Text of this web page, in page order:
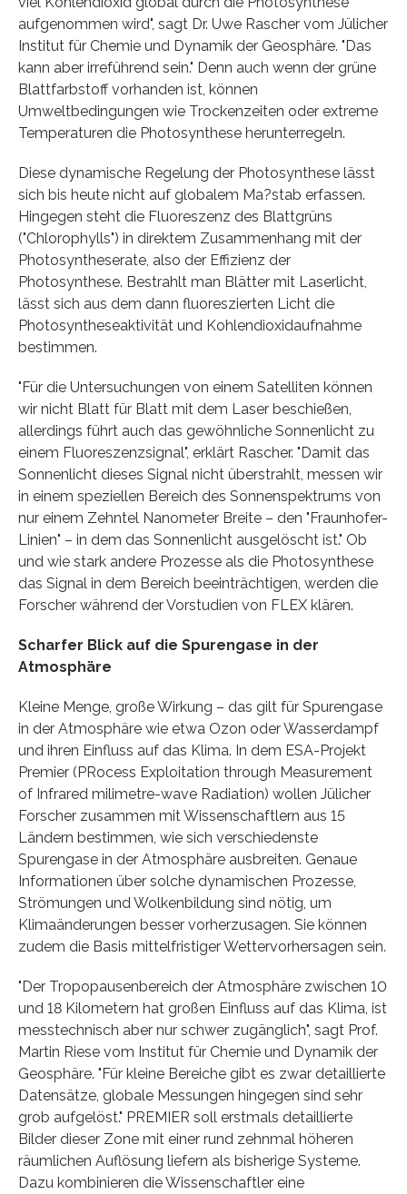
aufgenommen wird", sagt Dr. Uwe Rascher vom Jülicher
Institut für Chemie und Dynamik der Geosphäre. "Das
kann aber irreführend sein." Denn auch wenn der grüne
Blattfarbstoff vorhanden ist, können
Umweltbedingungen wie Trockenzeiten oder extreme
Temperaturen die Photosynthese herunterregeln.
Diese dynamische Regelung der Photosynthese lässt
sich bis heute nicht auf globalem Ma?stab erfassen.
Hingegen steht die Fluoreszenz des Blattgrüns
("Chlorophylls") in direktem Zusammenhang mit der
Photosyntheserate, also der Effizienz der
Photosynthese. Bestrahlt man Blätter mit Laserlicht,
lässt sich aus dem dann fluoreszierten Licht die
Photosyntheseaktivität und Kohlendioxidaufnahme
bestimmen.
"Für die Untersuchungen von einem Satelliten können
wir nicht Blatt für Blatt mit dem Laser beschießen,
allerdings führt auch das gewöhnliche Sonnenlicht zu
einem Fluoreszenzsignal", erklärt Rascher. "Damit das
Sonnenlicht dieses Signal nicht überstrahlt, messen wir
in einem speziellen Bereich des Sonnenspektrums von
nur einem Zehntel Nanometer Breite – den "Fraunhofer-
Linien" – in dem das Sonnenlicht ausgelöscht ist." Ob
und wie stark andere Prozesse als die Photosynthese
das Signal in dem Bereich beeinträchtigen, werden die
Forscher während der Vorstudien von FLEX klären.
Scharfer Blick auf die Spurengase in der
Atmosphäre
Kleine Menge, große Wirkung – das gilt für Spurengase
in der Atmosphäre wie etwa Ozon oder Wasserdampf
und ihren Einfluss auf das Klima. In dem ESA-Projekt
Premier (PRocess Exploitation through Measurement
of Infrared milimetre-wave Radiation) wollen Jülicher
Forscher zusammen mit Wissenschaftlern aus 15
Ländern bestimmen, wie sich verschiedenste
Spurengase in der Atmosphäre ausbreiten. Genaue
Informationen über solche dynamischen Prozesse,
Strömungen und Wolkenbildung sind nötig, um
Klimaänderungen besser vorherzusagen. Sie können
zudem die Basis mittelfristiger Wettervorhersagen sein.
"Der Tropopausenbereich der Atmosphäre zwischen 10
und 18 Kilometern hat großen Einfluss auf das Klima, ist
messtechnisch aber nur schwer zugänglich", sagt Prof.
Martin Riese vom Institut für Chemie und Dynamik der
Geosphäre. "Für kleine Bereiche gibt es zwar detaillierte
Datensätze, globale Messungen hingegen sind sehr
grob aufgelöst." PREMIER soll erstmals detaillierte
Bilder dieser Zone mit einer rund zehnmal höheren
räumlichen Auflösung liefern als bisherige Systeme.
Dazu kombinieren die Wissenschaftler eine